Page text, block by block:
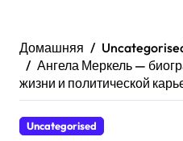
Домашняя
Ангела Меркель —
жизни и политической
Uncategorised